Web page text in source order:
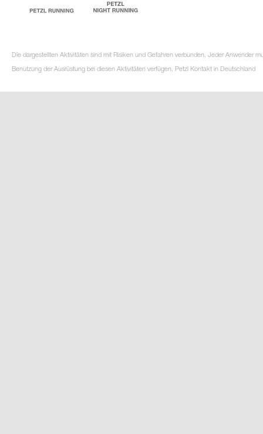
Die dargestellten Aktivitäten sind mit Risiken und Gefahren verbunden. Jeder Anwender
Benutzung der Ausrüstung bei diesen Aktivitäten verfügen. Petzl Kontakt in Deutschland